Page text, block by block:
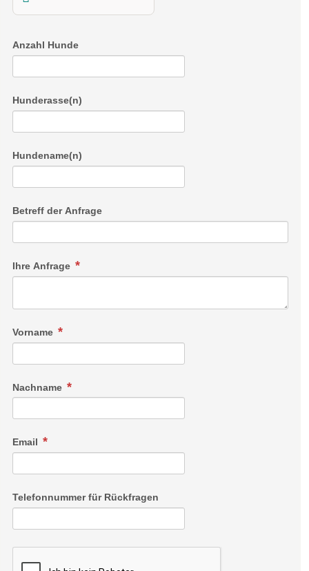
Anzahl Hunde
Hunderasse(n)
Hundename(n)
Betreff der Anfrage
Ihre Anfrage
Vorname
Nachname
Email
Telefonnummer für Rückfragen